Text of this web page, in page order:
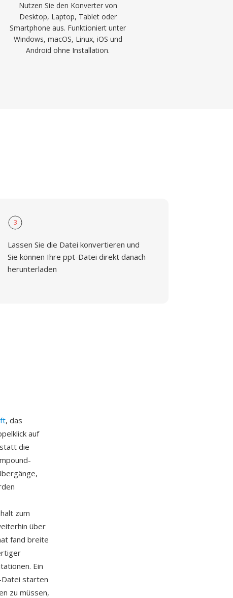
Nutzen Sie den Konverter von
Desktop, Laptop, Tablet oder
Smartphone aus. Funktioniert unter
Windows, macOS, Linux, iOS und
Android ohne Installation.
3
Lassen Sie die Datei konvertieren und
Sie können Ihre ppt-Datei direkt danach
herunterladen
, das
auf
die
zum
über
fand breite
Ein
starten
zu müssen,